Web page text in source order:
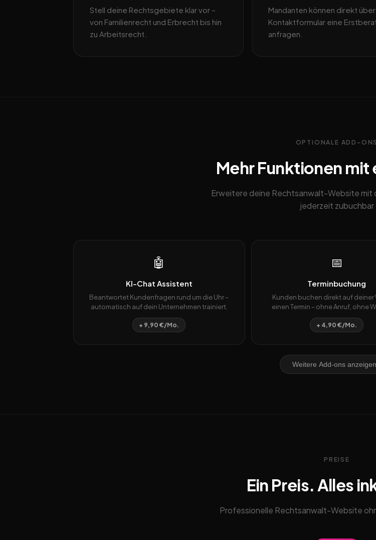
Stell deine Rechtsgebiete klar vor –
von Familienrecht und Erbrecht bis hin
zu Arbeitsrecht.
Mandanten können direkt
Kontaktformular eine
anfragen.
OPTIONALE ADD-ONS
Mehr Funktionen mit
Erweitere deine Rechtsanwalt-Website mit
jederzeit zubuchbar
🤖
KI-Chat Assistent
Beantwortet Kundenfragen rund um die Uhr –
automatisch auf dein Unternehmen trainiert.
+ 9,90 €/Mo.
📅
Terminbuchung
Kunden buchen direkt auf deiner
einen Termin – ohne Anruf, ohne
+ 4,90 €/Mo.
Weitere Add-ons
PREISE
Ein Preis. Alles
Professionelle Rechtsanwalt-Website